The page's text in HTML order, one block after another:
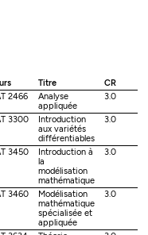
Titre
CR
2466
Analyse
appliquée
3.0
3300
Introduction
aux variétés
différentiables
3.0
3450
Introduction à
la
modélisation
mathématique
3.0
3460
Modélisation
mathématique
spécialisée et
appliquée
3.0